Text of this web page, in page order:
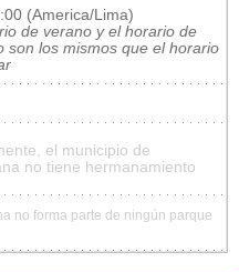
(America/Lima)
de verano y el horario de
son los mismos que el horario
el municipio de
no tiene hermanamiento
no forma parte de ningún parque